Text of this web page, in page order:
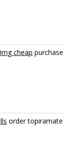
cheap purchase
order topiramate